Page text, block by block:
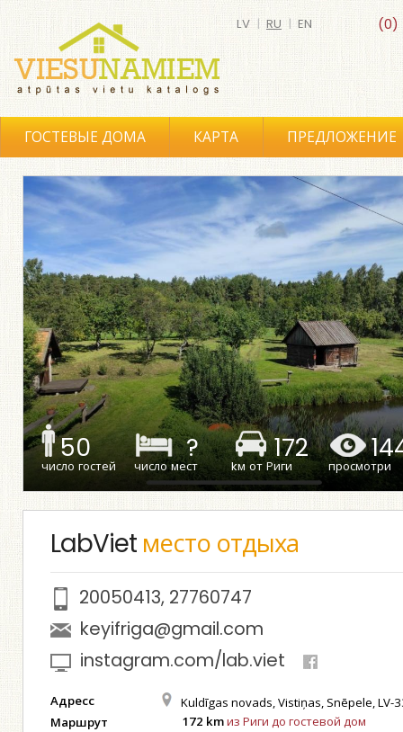
(0)
LV | RU | EN
ГОСТЕВЫЕ ДОМА КАРТА ПРЕДЛОЖЕНИЕ
50
число гостей
?
число мест
172
kм от Риги просмотри
LabViet место отдыха
20050413, 27760747
keyifriga@gmail.com
instagram.com/lab.viet
Адресс Kuldīgas novads, Vistiņas, Snēpele, LV-
Маршрут 172 kmиз Риги до гостевой дом